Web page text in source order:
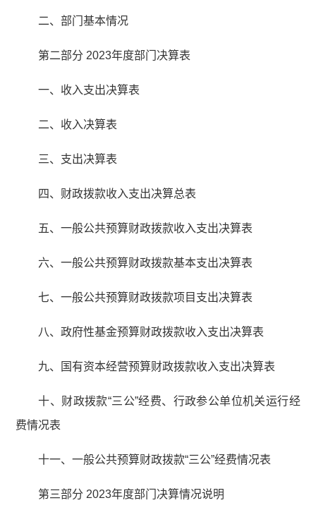
二、部门基本情况
第二部分 2023年度部门决算表
一、收入支出决算表
二、收入决算表
三、支出决算表
四、财政拨款收入支出决算总表
五、一般公共预算财政拨款收入支出决算表
六、一般公共预算财政拨款基本支出决算表
七、一般公共预算财政拨款项目支出决算表
八、政府性基金预算财政拨款收入支出决算表
九、国有资本经营预算财政拨款收入支出决算表
十、财政拨款“三公”经费、行政参公单位机关运行经
费情况表
十一、一般公共预算财政拨款“三公”经费情况表
第三部分 2023年度部门决算情况说明